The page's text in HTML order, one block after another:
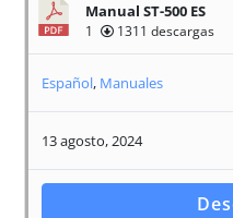
Manual ST-500 ES
1 1311 descargas
Español, Manuales
13 agosto, 2024